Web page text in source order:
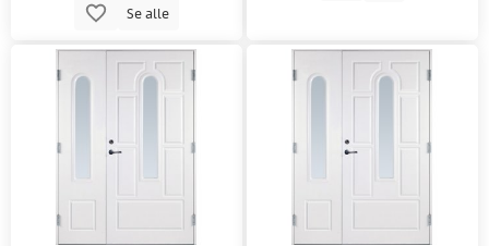
Se alle